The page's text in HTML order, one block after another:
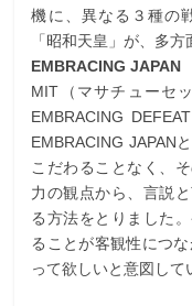
機に、異なる３種の
「昭和天皇」が、多
EMBRACING JAPAN
MIT（マサチューセ
EMBRACING
EMBRACING JAPAN
こだわることなく、
力の観点から、言説
る方法をとりました
ることが客観性につ
って欲しいと意図して